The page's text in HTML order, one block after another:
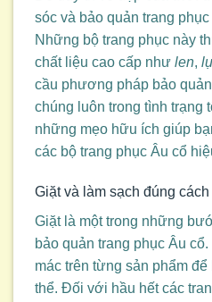
sóc và bảo quản trang
Những bộ trang phục này
chất liệu cao cấp như len,
cầu phương pháp bảo
chúng luôn trong tình trạng
những mẹo hữu ích giúp
các bộ trang phục Âu cổ
Giặt và làm sạch đúng cách
Giặt là một trong những
bảo quản trang phục Âu
mác trên từng sản phẩm
thể. Đối với hầu hết các